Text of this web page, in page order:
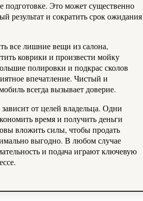
подготовке. Это может существенно
результат и сократить срок ожидания
все лишние вещи из салона,
коврики и произвести мойку
полировки и подкрас сколов
впечатление. Чистый и
всегда вызывает доверие.
от целей владельца. Одни
время и получить деньги
вложить силы, чтобы продать
выгодно. В любом случае
и подача играют ключевую